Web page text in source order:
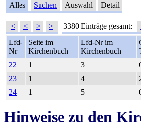
Alles Suchen Auswahl Detail
|< < > >| 3380 Einträge gesamt:
Lfd-
Nr
Seite im
Kirchenbuch
Lfd-Nr im
Kirchenbuch
22
1 3
23
1 4
24
1 5
Hinweise zu den